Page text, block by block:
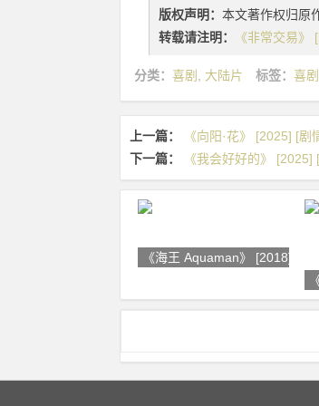
版权声明：本文著作权归原
转载请注明：
《非常交易
分类： 喜剧 大陆片 标签： 喜
上一篇：
《向阳·花》 [2025] [
下一篇：
《我会好好的》
《海王 Aquaman》 [2018] [动作